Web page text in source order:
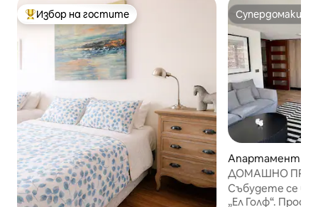
Най-популярен избор на гостите
Избор на гостите Супердомакин
Супердомакин
Апартамент –
s
ДОМАШНО
Апартамент El
Събудете се в
„Ел Голф“.